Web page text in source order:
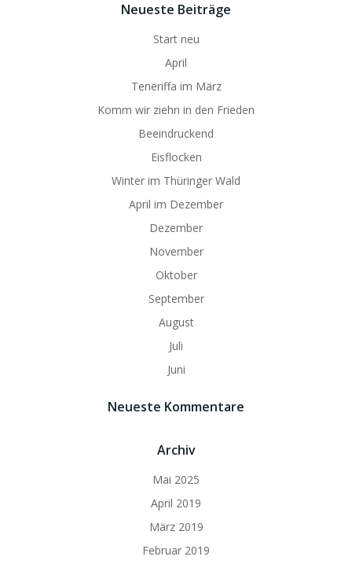
Neueste Beiträge
Start neu
April
Teneriffa im März
Komm wir ziehn in den Frieden
Beeindruckend
Eisflocken
Winter im Thüringer Wald
April im Dezember
Dezember
November
Oktober
September
August
Juli
Juni
Neueste Kommentare
Archiv
Mai 2025
April 2019
März 2019
Februar 2019